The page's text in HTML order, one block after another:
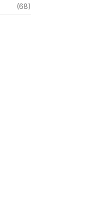
(68)